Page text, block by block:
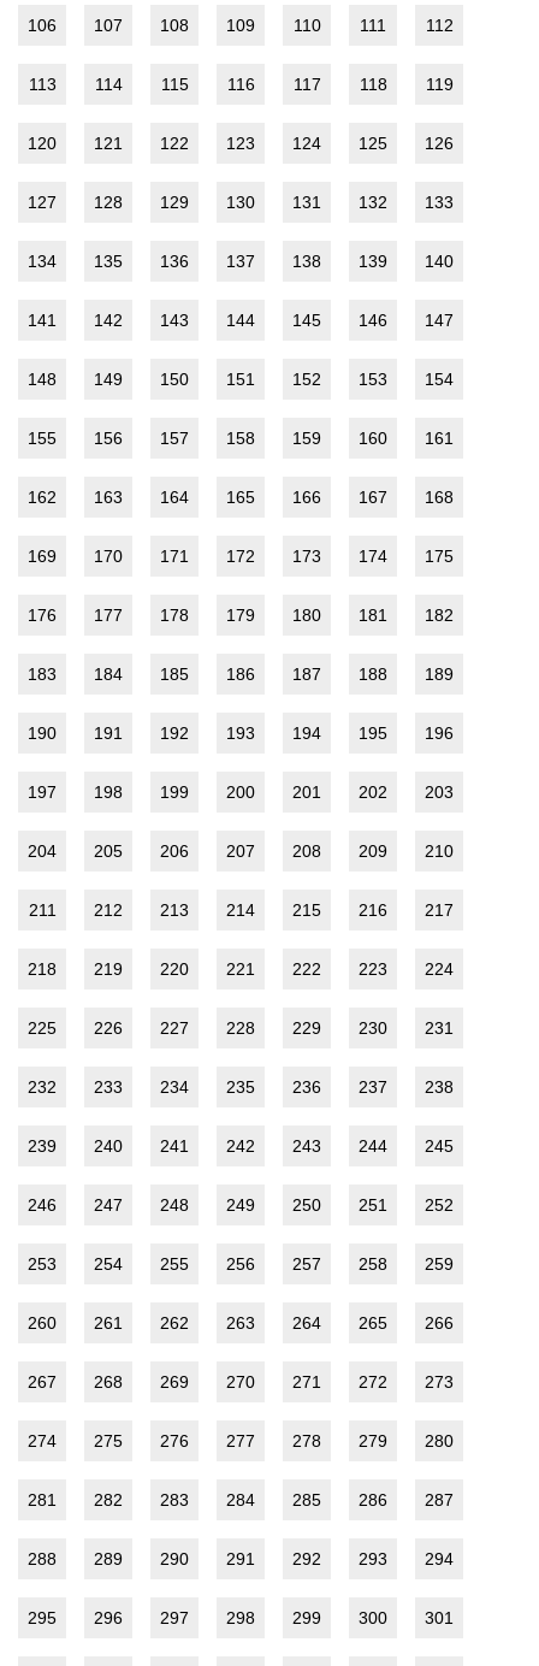
106 107 108 109 110 111 112
113 114 115 116 117 118 119
120 121 122 123 124 125 126
127 128 129 130 131 132 133
134 135 136 137 138 139 140
141 142 143 144 145 146 147
148 149 150 151 152 153 154
155 156 157 158 159 160 161
162 163 164 165 166 167 168
169 170 171 172 173 174 175
176 177 178 179 180 181 182
183 184 185 186 187 188 189
190 191 192 193 194 195 196
197 198 199 200 201 202 203
204 205 206 207 208 209 210
211 212 213 214 215 216 217
218 219 220 221 222 223 224
225 226 227 228 229 230 231
232 233 234 235 236 237 238
239 240 241 242 243 244 245
246 247 248 249 250 251 252
253 254 255 256 257 258 259
260 261 262 263 264 265 266
267 268 269 270 271 272 273
274 275 276 277 278 279 280
281 282 283 284 285 286 287
288 289 290 291 292 293 294
295 296 297 298 299 300 301